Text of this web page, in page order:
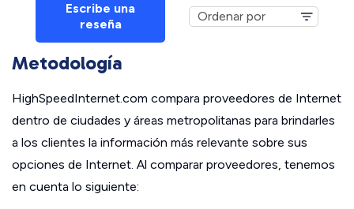
Escribe una
reseña
Metodología
HighSpeedInternet.com compara proveedores de Internet
dentro de ciudades y áreas metropolitanas para brindarles
a los clientes la información más relevante sobre sus
opciones de Internet. Al comparar proveedores, tenemos
en cuenta lo siguiente: